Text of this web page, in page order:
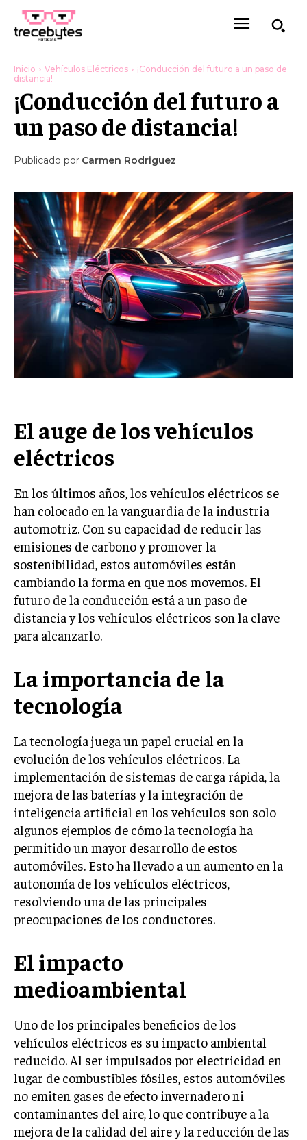
Inicio Vehículos Eléctricos
¡Conducción del futuro a un paso de
distancia!
¡Conducción del futuro a
un paso de distancia!
Publicado por Carmen Rodriguez
El auge de los vehículos
eléctricos
En los últimos años, los vehículos eléctricos se
han colocado en la vanguardia de la industria
automotriz. Con su capacidad de reducir las
emisiones de carbono y promover la
sostenibilidad, estos automóviles están
cambiando la forma en que nos movemos. El
futuro de la conducción está a un paso de
distancia y los vehículos eléctricos son la clave
para alcanzarlo.
La importancia de la
tecnología
La tecnología juega un papel crucial en la
evolución de los vehículos eléctricos. La
implementación de sistemas de carga rápida, la
mejora de las baterías y la integración de
inteligencia artificial en los vehículos son solo
algunos ejemplos de cómo la tecnología ha
permitido un mayor desarrollo de estos
automóviles. Esto ha llevado a un aumento en la
autonomía de los vehículos eléctricos,
resolviendo una de las principales
preocupaciones de los conductores.
El impacto
medioambiental
Uno de los principales beneficios de los
vehículos eléctricos es su impacto ambiental
reducido. Al ser impulsados por electricidad en
lugar de combustibles fósiles, estos automóviles
no emiten gases de efecto invernadero ni
contaminantes del aire, lo que contribuye a la
mejora de la calidad del aire y la reducción de las